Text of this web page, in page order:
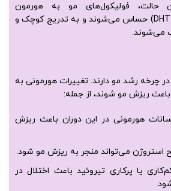
حالت، فولیکول‌های مو به هورمون
دی‌هیدروتستوسترون (DHT) حساس می‌شوند و به تدریج کوچک و
می‌شوند.
چرخه رشد مو دارند. تغییرات هورمونی به
ریزش مو شوند، از جمله:
هورمونی در این دوران باعث ریزش
می‌تواند منجر به ریزش مو شود.
یا پرکاری تیروئید باعث اختلال در